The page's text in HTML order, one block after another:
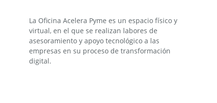
La Oficina Acelera Pyme es un espacio físico y
virtual, en el que se realizan labores de
asesoramiento y apoyo tecnológico a las
empresas en su proceso de transformación
digital.